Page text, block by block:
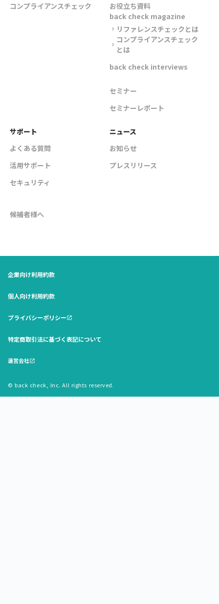
コンプライアンスチェック
お役立ち資料
back check magazine
chevron_right リファレンスチェックとは
chevron_right
コンプライアンスチェック
とは
back check interviews
セミナー
セミナーレポート
サポート
よくある質問
活用サポート
セキュリティ
ニュース
お知らせ
プレスリリース
候補者様へ
企業向け利用約款
個人向け利用約款
プライバシーポリシーopen_in_new
特定商取引法に基づく表記について
運営会社open_in_new
© back check, Inc. All rights reserved.